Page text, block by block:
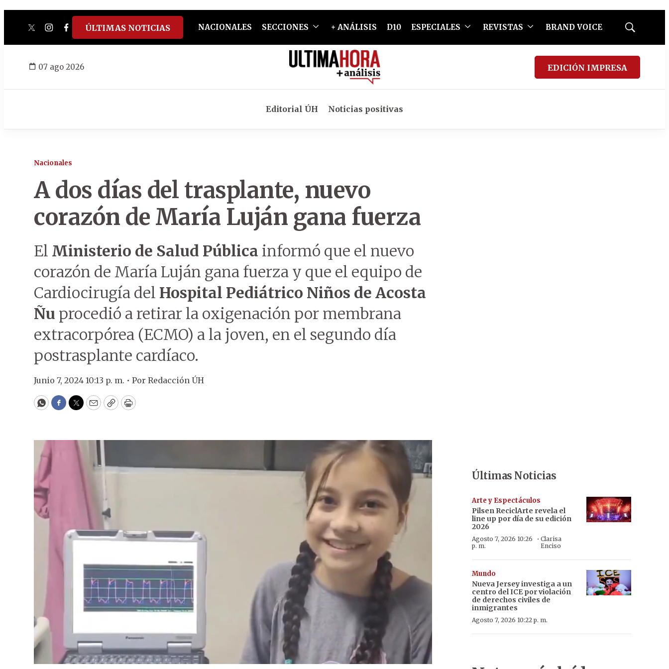
twitterinstagram
facebook
tiktokyoutube
spotify
ÚLTIMAS NOTICIAS NACIONALES SECCIONES + ANÁLISIS D10 ESPECIALES REVISTAS BRAND VOICE
Mostrar
07 ago 2026 EDICIÓN IMPRESA
Editorial ÚH Noticias positivas
Nacionales
A dos días del trasplante, nuevo
corazón de María Luján gana fuerza
El Ministerio de Salud Pública informó que el nuevo
corazón de María Luján gana fuerza y que el equipo de
Cardiocirugía del Hospital Pediátrico Niños de Acosta
Ñu procedió a retirar la oxigenación por membrana
extracorpórea (ECMO) a la joven, en el segundo día
postrasplante cardíaco.
Junio 7, 2024 10:13 p. m. • Por Redacción ÚH
WhatsApp
Facebook
Twitter
EmailCopyPrint
Últimas Noticias
Arte y Espectáculos
Pilsen ReciclArte revela el
line up por día de su edición
2026
Agosto 7, 2026 10:26
p. m.
·Clarisa
Enciso
Mundo
Nueva Jersey investiga a un
centro del ICE por violación
de derechos civiles de
inmigrantes
Agosto 7, 2026 10:22 p. m.